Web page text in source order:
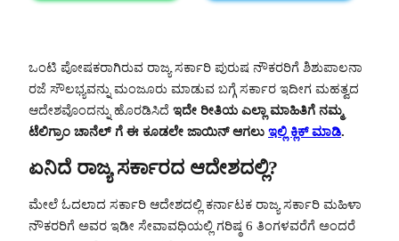
ಒಂಟಿ ಪೋಷಕರಾಗಿರುವ ರಾಜ್ಯ ಸರ್ಕಾರಿ ಪುರುಷ ನೌಕರರಿಗೆ ಶಿಶುಪಾಲನಾ
ರಜೆ ಸೌಲಭ್ಯವನ್ನು ಮಂಜೂರು ಮಾಡುವ ಬಗ್ಗೆ ಸರ್ಕಾರ ಇದೀಗ ಮಹತ್ವದ
ಆದೇಶವೊಂದನ್ನು ಹೊರಡಿಸಿದೆ ಇದೇ ರೀತಿಯ ಎಲ್ಲಾ ಮಾಹಿತಿಗೆ ನಮ್ಮ
ಟೆಲಿಗ್ರಾಂ ಚಾನೆಲ್ ಗೆ ಈ ಕೂಡಲೇ ಜಾಯಿನ್ ಆಗಲು ಇಲ್ಲಿ ಕ್ಲಿಕ್ ಮಾಡಿ.
ಏನಿದೆ ರಾಜ್ಯ ಸರ್ಕಾರದ ಆದೇಶದಲ್ಲಿ?
ಮೇಲೆ ಓದಲಾದ ಸರ್ಕಾರಿ ಆದೇಶದಲ್ಲಿ ಕರ್ನಾಟಕ ರಾಜ್ಯ ಸರ್ಕಾರಿ ಮಹಿಳಾ
ನೌಕರರಿಗೆ ಅವರ ಇಡೀ ಸೇವಾವಧಿಯಲ್ಲಿ ಗರಿಷ್ಠ 6 ತಿಂಗಳವರೆಗೆ ಅಂದರೆ